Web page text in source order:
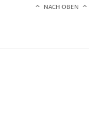
NACH OBEN